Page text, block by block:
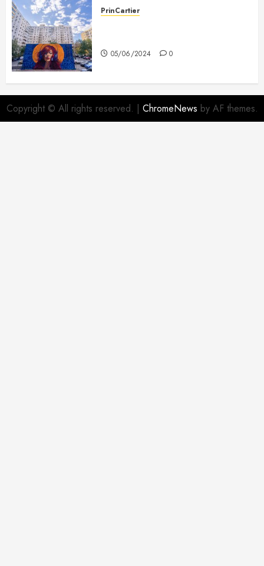
PrinCartier
05/06/2024 0
Copyright © All rights reserved. | ChromeNews by AF themes.